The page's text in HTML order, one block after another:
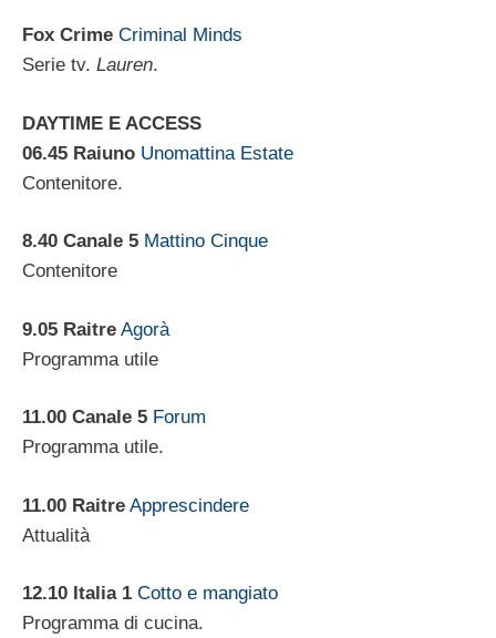
Fox Crime Criminal Minds
Serie tv. Lauren.
DAYTIME E ACCESS
06.45 Raiuno Unomattina Estate
Contenitore.
8.40 Canale 5 Mattino Cinque
Contenitore
9.05 Raitre Agorà
Programma utile
11.00 Canale 5 Forum
Programma utile.
11.00 Raitre Apprescindere
Attualità
12.10 Italia 1 Cotto e mangiato
Programma di cucina.